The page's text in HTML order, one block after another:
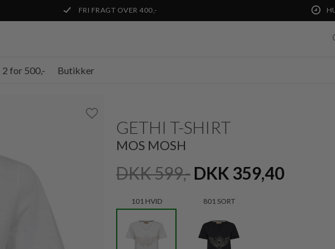
FRI FRAGT OVER 400,-
2 for 500,- Butikker
GETHI T-SHIRT
MOS MOSH
DKK 599,- DKK 359,40
101 HVID 801 SORT